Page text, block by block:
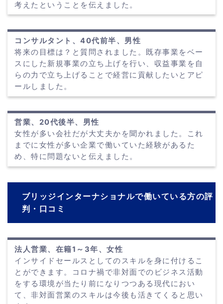
考えたということを伝えました。
コンサルタント、40代前半、男性
将来の目標は？と質問されました。既存事業をベー
スにした新規事業の立ち上げを行い、収益事業を自
らの力で立ち上げることで経営に貢献したいとアピ
ールしました。
営業、20代後半、男性
女性が多い会社だが大丈夫かを聞かれました。これ
までに女性が多い企業で働いていた経験があるた
め、特に問題ないと伝えました。
ブリッジインターナショナルで働いている方の評
判・口コミ
法人営業、在籍1～3年、女性
インサイドセールスとしてのスキルを身に付けるこ
とができます。コロナ禍で非対面でのビジネス活動
をする環境が当たり前になりつつある現代におい
て、非対面営業のスキルは今後も活きてくると思い